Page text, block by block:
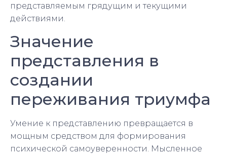
представляемым грядущим и текущими
действиями.
Значение
представления в
создании
переживания триумфа
Умение к представлению превращается в
мощным средством для формирования
психической самоуверенности. Мысленное